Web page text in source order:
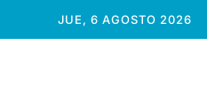
JUE, 6 AGOSTO 2026